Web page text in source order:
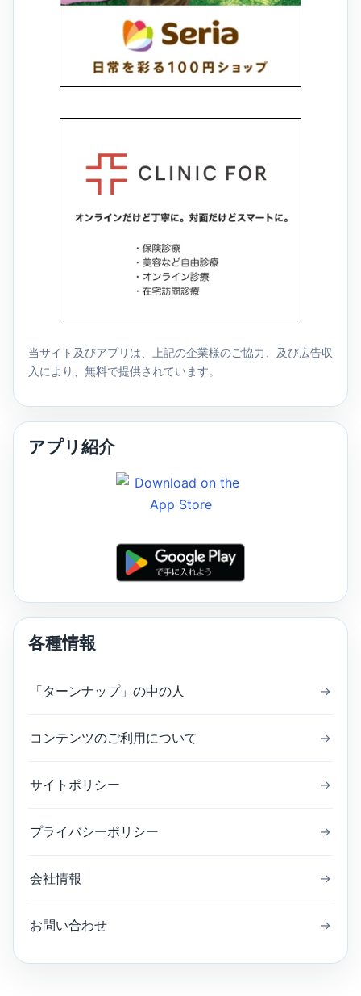
当サイト及びアプリは、上記の企業様のご協力、及び広告収
入により、無料で提供されています。
アプリ紹介
各種情報
「ターンナップ」の中の人 →
コンテンツのご利用について →
サイトポリシー →
プライバシーポリシー →
会社情報 →
お問い合わせ →